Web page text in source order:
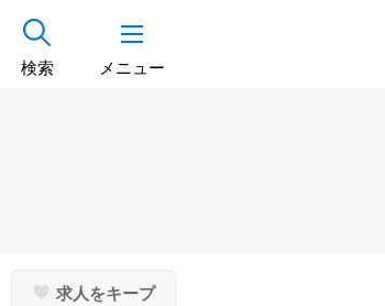
検索 メニュー
求人をキープ